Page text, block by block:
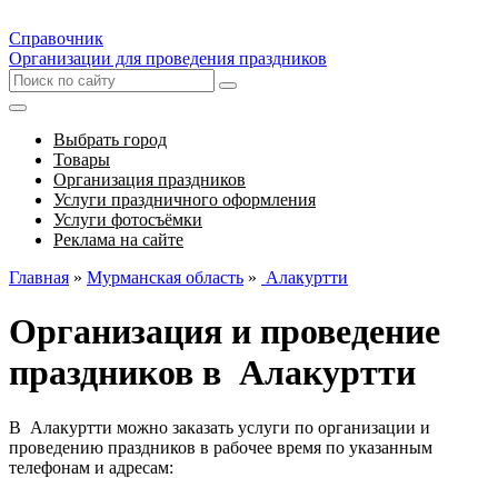
Справочник
Организации для проведения праздников
Выбрать город
Товары
Организация праздников
Услуги праздничного оформления
Услуги фотосъёмки
Реклама на сайте
Главная » Мурманская область » Алакуртти
Организация и проведение
праздников в Алакуртти
В Алакуртти можно заказать услуги по организации и
проведению праздников в рабочее время по указанным
телефонам и адресам: